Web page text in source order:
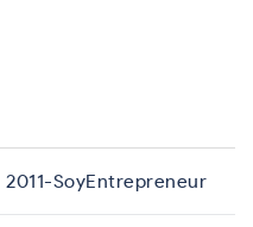
2011-SoyEntrepreneur